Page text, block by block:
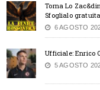
Torna Lo
Sfoglialo
6 AGOSTO
Ufficiale: Enrico
5 AGOSTO